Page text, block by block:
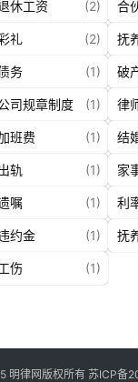
休工资 (2) 合
礼 (2) 抚
务 (1) 破
司规章制度 (1) 律
班费 (1) 结
轨 (1) 家
嘱 (1) 利
约金 (1) 抚
伤 (1)
明律网版权所有 苏ICP备